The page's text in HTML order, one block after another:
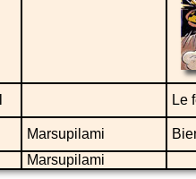
Le
Marsupilami
Marsupilami